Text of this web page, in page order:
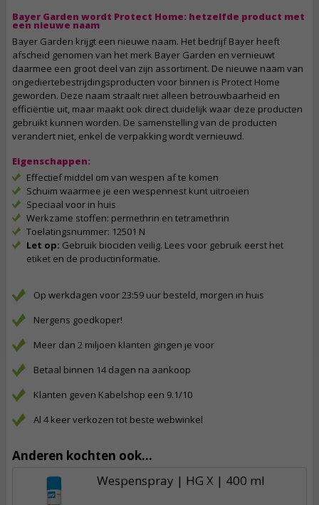
Bayer Garden wordt Protect Home: hetzelfde product met
een nieuwe naam
Bayer Garden krijgt een nieuwe naam. Het bedrijf Bayer heeft
afscheid genomen van het merk Bayer Garden en vernieuwt
daarmee een groot deel van zijn assortiment. De nieuwe naam van
ongediertebestrijdingsproducten voor binnen is Protect Home
geworden. Deze naam straalt niet alleen betrouwbaarheid en
efficiëntie uit, maar maakt ook direct duidelijk waar deze producten
gebruikt kunnen worden. De samenstelling van de producten
verandert niet, enkel de verpakking wordt vernieuwd.
Eigenschappen:
Effectief middel om van wespen af te komen
Schuim waarmee je een wespennest kunt uitroeien
Speciaal voor in huis
Werkzame stoffen: permethrin en tetramethrin
Toelatingsnummer: 12501 N
Let op: Gebruik biociden veilig. Lees voor gebruik eerst het
etiket en de productinformatie.
Op werkdagen voor 23:59 uur besteld, morgen in huis
Nergens goedkoper!
Meer dan 2 miljoen klanten gingen je voor
Betaal binnen 14 dagen na aankoop
Klanten geven Kabelshop een 9.1/10
Al 4 keer verkozen tot beste webwinkel
Anderen kochten ook...
Wespenspray | HG X | 400 ml